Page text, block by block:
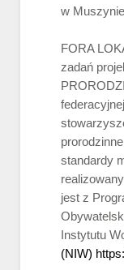
w Muszynie
FORA
zadań
standardy
jest z
Instytutu
(NIW)